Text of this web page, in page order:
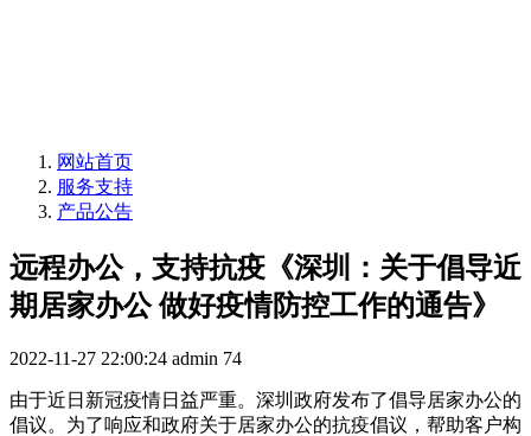
网站首页
服务支持
产品公告
远程办公，支持抗疫《深圳：关于倡导近
期居家办公 做好疫情防控工作的通告》
2022-11-27 22:00:24 admin 74
由于近日新冠疫情日益严重。深圳政府发布了倡导居家办公的
倡议。为了响应和政府关于居家办公的抗疫倡议，帮助客户构